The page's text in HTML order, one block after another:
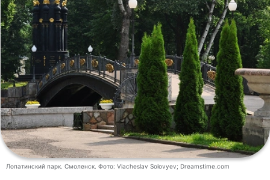
Лопатинский парк. Смоленск. Фото: Viacheslav Solovyev; Dreamstime.com